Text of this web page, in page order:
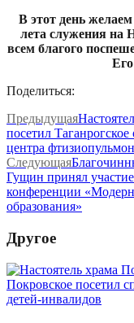
В этот день
лета служения на
всем благого
Поделиться:
Предыдущая
посетил
центра
Следующая
Гущин принял
конференции
образования»
Другое